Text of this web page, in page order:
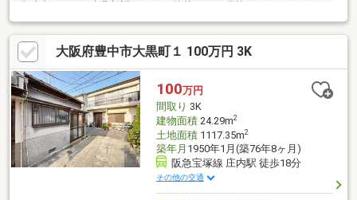
イル貼替・シロアリ点検・ハウスクリーニング等■全居室６帖確
保・収納有■ビルトインガレージ・ハイルーフ車駐車可■設備充
実・ＩＨクッキングヒーター・食器洗浄乾燥機・浄水器・ヒート
ポンプ給湯器・浴室自動お湯張り、追い焚き機能・温水洗浄便座
付トイレ×２■大阪メトロ御堂筋線「東三国」駅徒歩１７分＊空家
につき即日ご内覧可能です！＊お気軽にお問い合わせください！
大阪府豊中市大黒町１ 100万円 3K
100万円
間取り 3K
建物面積24.29m2
土地面積1117.35m2
築年月 1950年1月(築76年8ヶ月)
阪急宝塚線 庄内駅 徒歩18分
その他の交通